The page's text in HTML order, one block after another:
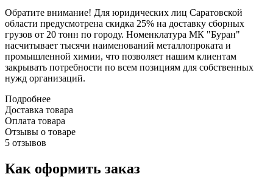
Обратите внимание! Для юридических лиц Саратовской
области предусмотрена скидка 25% на доставку сборных
грузов от 20 тонн по городу. Номенклатура МК "Буран"
насчитывает тысячи наименований металлопроката и
промышленной химии, что позволяет нашим клиентам
закрывать потребности по всем позициям для собственных
нужд организаций.
Подробнее
Доставка товара
Оплата товара
Отзывы о товаре
5 отзывов
Как оформить заказ